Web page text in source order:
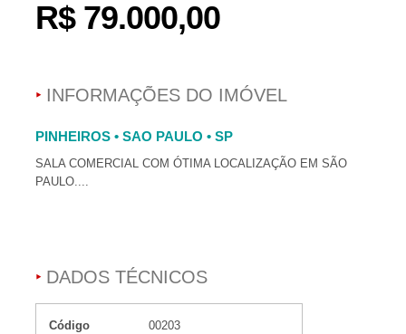
R$ 79.000,00
INFORMAÇÕES DO IMÓVEL
PINHEIROS • SAO PAULO • SP
SALA COMERCIAL COM ÓTIMA LOCALIZAÇÃO EM SÃO
PAULO....
DADOS TÉCNICOS
Código
00203